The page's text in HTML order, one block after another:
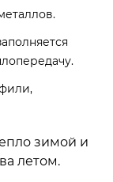
зимой и
летом.